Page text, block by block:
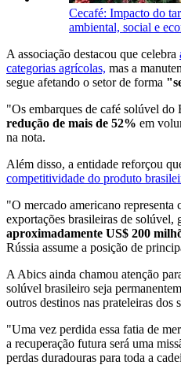
Cecafé: Impacto do
ambiental, social e
A associação destacou que celebra
categorias agrícolas, mas a
segue afetando o setor de forma
"Os embarques de café solúvel
redução de mais de 52% em
na nota.
Além disso, a entidade reforçou
competitividade do produto
"O mercado americano
exportações brasileiras de solúvel,
aproximadamente US$ 200
Rússia assume a posição de
A Abics ainda chamou atenção
solúvel brasileiro seja
outros destinos nas prateleiras dos
"Uma vez perdida essa fatia de
a recuperação futura será uma
perdas duradouras para toda a